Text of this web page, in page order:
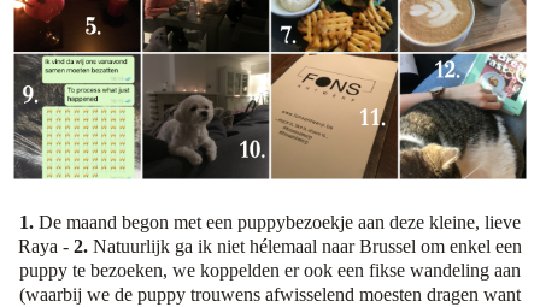
1. De maand begon met een puppybezoekje aan deze kleine, lieve
Raya - 2. Natuurlijk ga ik niet hélemaal naar Brussel om enkel een
puppy te bezoeken, we koppelden er ook een fikse wandeling aan
(waarbij we de puppy trouwens afwisselend moesten dragen want